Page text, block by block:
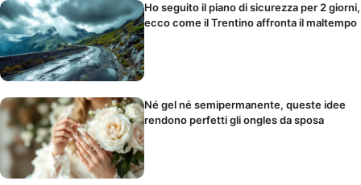
Ho seguito il piano di sicurezza per 2 giorni,
ecco come il Trentino affronta il maltempo
Né gel né semipermanente, queste idee
rendono perfetti gli ongles da sposa